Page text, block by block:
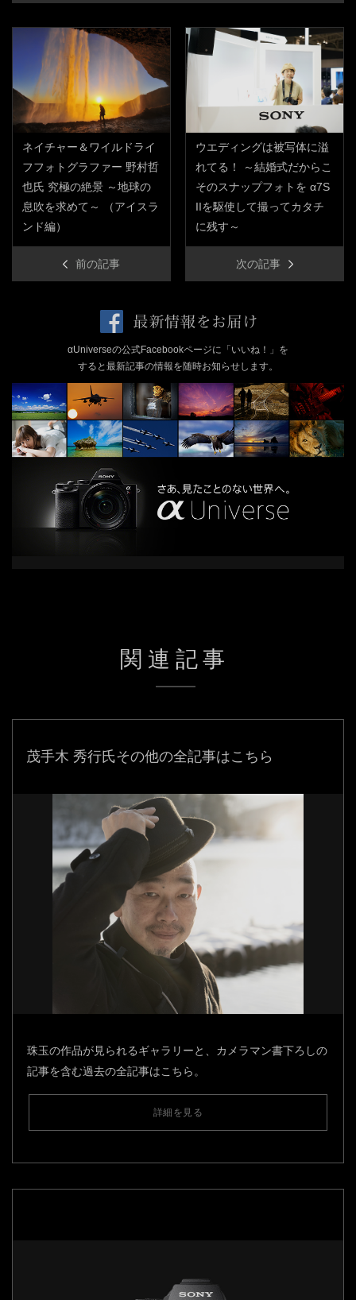
ネイチャー＆ワイルドライ
フフォトグラファー 野村哲
也氏 究極の絶景 ～地球の
息吹を求めて～ （アイスラ
ンド編）
前の記事
ウエディングは被写体に溢
れてる！ ～結婚式だからこ
そのスナップフォトを α7S
IIを駆使して撮ってカタチ
に残す～
次の記事
αUniverseの公式Facebookページに「いいね！」を
すると最新記事の情報を随時お知らせします。
関連記事
茂手木 秀行氏その他の全記事はこちら
珠玉の作品が見られるギャラリーと、カメラマン書下ろしの
記事を含む過去の全記事はこちら。
詳細を見る